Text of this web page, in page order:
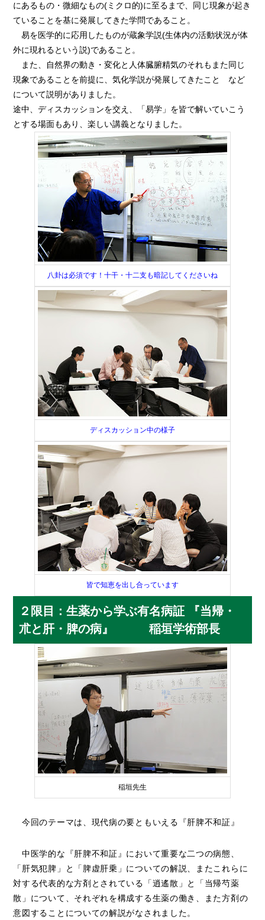
にあるもの・微細なもの(ミクロ的)に至るまで、同じ現象が起き
ていることを基に発展してきた学問であること。
易を医学的に応用したものが蔵象学説(生体内の活動状況が体
外に現れるという説)であること。
また、自然界の動き・変化と人体臓腑精気のそれもまた同じ
現象であることを前提に、気化学説が発展してきたこと など
について説明がありました。
途中、ディスカッションを交え、「易学」を皆で解いていこう
とする場面もあり、楽しい講義となりました。
八卦は必須です！十干・十二支も暗記してくださいね
ディスカッション中の様子
皆で知恵を出し合っています
２限目：生薬から学ぶ有名病証 『当帰・
朮と肝・脾の病』 稲垣学術部長
稲垣先生
今回のテーマは、現代病の要ともいえる『肝脾不和証』
中医学的な『肝脾不和証』において重要な二つの病態、
「肝気犯脾」と「脾虚肝乗」についての解説、またこれらに
対する代表的な方剤とされている「逍遙散」と「当帰芍薬
散」について、それぞれを構成する生薬の働き、また方剤の
意図することについての解説がなされました。